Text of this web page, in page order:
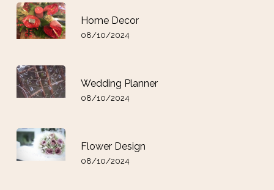
Home Decor
08/10/2024
Wedding Planner
08/10/2024
Flower Design
08/10/2024